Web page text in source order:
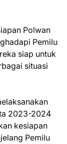
Polwan
Pemilu
siap untuk
situasi
2023-2024
kesiapan
Pemilu